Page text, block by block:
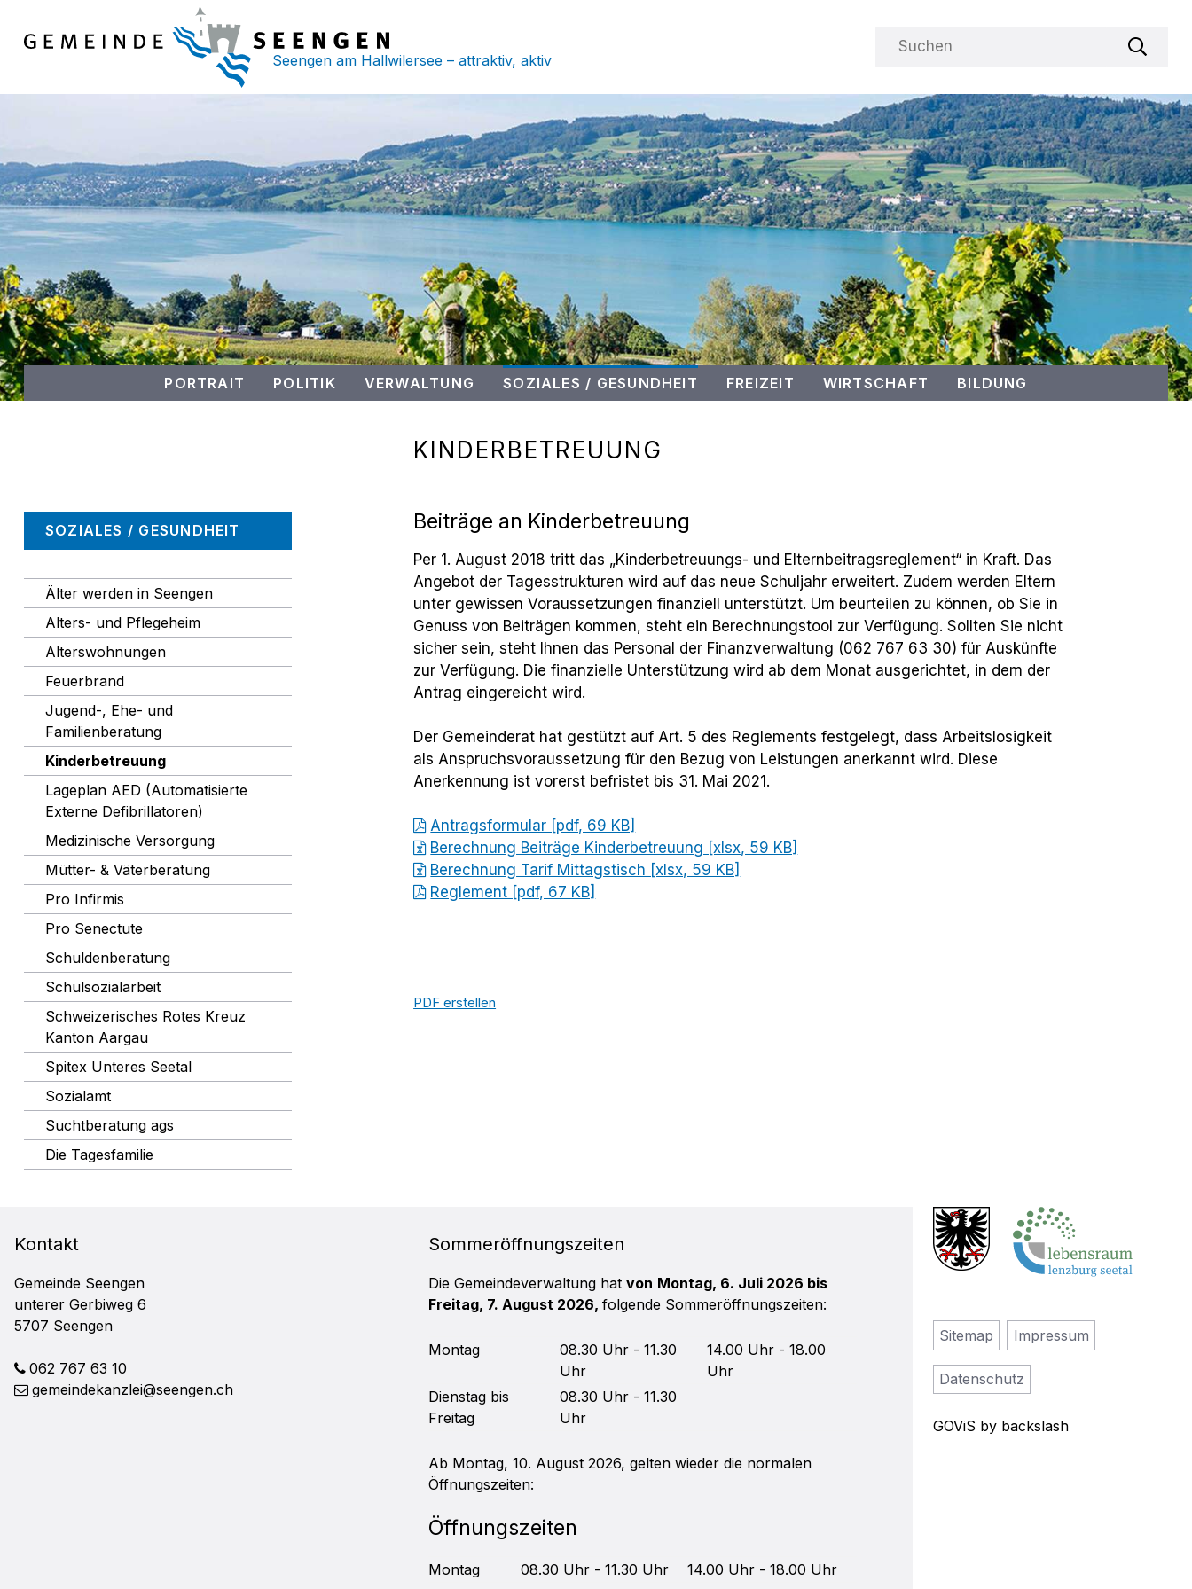
NAVIGIEREN IN DER GEMEINDE SEENGEN
Seengen am Hallwilersee – attraktiv, aktiv
Suchbegriff
Suche
HauptnavigationPORTRAIT POLITIK VERWALTUNG SOZIALES / GESUNDHEIT FREIZEIT WIRTSCHAFT BILDUNG
Navigation
SOZIALES / GESUNDHEIT
Älter werden in Seengen
Alters- und Pflegeheim
Alterswohnungen
Feuerbrand
Jugend-, Ehe- und
Familienberatung
Kinderbetreuung
Lageplan AED (Automatisierte
Externe Defibrillatoren)
Medizinische Versorgung
Mütter- & Väterberatung
Pro Infirmis
Pro Senectute
Schuldenberatung
Schulsozialarbeit
Schweizerisches Rotes Kreuz
Kanton Aargau
Spitex Unteres Seetal
Sozialamt
Suchtberatung ags
Die Tagesfamilie
KINDERBETREUUNG
Beiträge an Kinderbetreuung
Per 1. August 2018 tritt das „Kinderbetreuungs- und Elternbeitragsreglement“ in Kraft. Das
Angebot der Tagesstrukturen wird auf das neue Schuljahr erweitert. Zudem werden Eltern
unter gewissen Voraussetzungen finanziell unterstützt. Um beurteilen zu können, ob Sie in
Genuss von Beiträgen kommen, steht ein Berechnungstool zur Verfügung. Sollten Sie nicht
sicher sein, steht Ihnen das Personal der Finanzverwaltung (062 767 63 30) für Auskünfte
zur Verfügung. Die finanzielle Unterstützung wird ab dem Monat ausgerichtet, in dem der
Antrag eingereicht wird.
Der Gemeinderat hat gestützt auf Art. 5 des Reglements festgelegt, dass Arbeitslosigkeit
als Anspruchsvoraussetzung für den Bezug von Leistungen anerkannt wird. Diese
Anerkennung ist vorerst befristet bis 31. Mai 2021.
Antragsformular [pdf, 69 KB]
Berechnung Beiträge Kinderbetreuung [xlsx, 59 KB]
Berechnung Tarif Mittagstisch [xlsx, 59 KB]
Reglement [pdf, 67 KB]
PDF erstellen
Kontakt
Gemeinde Seengen
unterer Gerbiweg 6
5707 Seengen
062 767 63 10
gemeindekanzlei@seengen.ch
Sommeröffnungszeiten
Die Gemeindeverwaltung hatvon Montag, 6. Juli 2026 bis
Freitag, 7. August 2026,folgende Sommeröffnungszeiten:
Montag
08.30 Uhr - 11.30
Uhr
14.00 Uhr - 18.00
Uhr
Dienstag bis
Freitag
08.30 Uhr - 11.30
Uhr
Ab Montag, 10. August 2026, gelten wieder die normalen
Öffnungszeiten:
Öffnungszeiten
Montag 08.30 Uhr - 11.30 Uhr
14.00 Uhr - 18.00 Uhr
Sitemap Impressum
Datenschutz
GOViS by backslash